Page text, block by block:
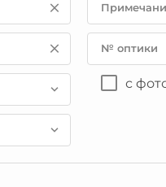
№ оптики
с